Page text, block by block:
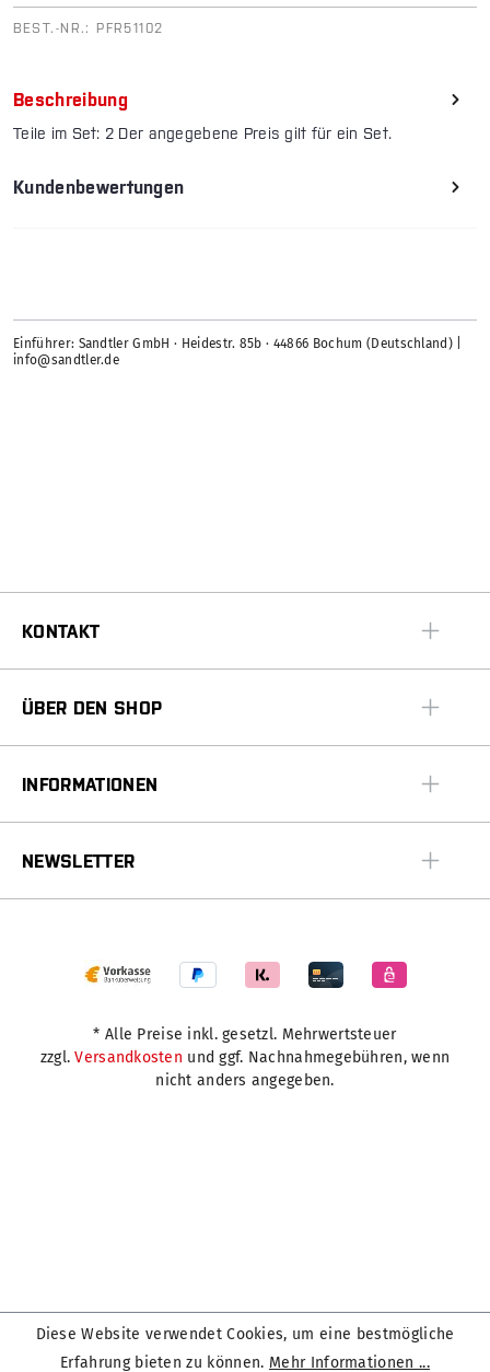
BEST.-NR.: PFR51102
Beschreibung
Teile im Set: 2 Der angegebene Preis gilt für ein Set.
Kundenbewertungen
Einführer: Sandtler GmbH · Heidestr. 85b · 44866 Bochum (Deutschland) |
info@sandtler.de
KONTAKT
ÜBER DEN SHOP
INFORMATIONEN
NEWSLETTER
* Alle Preise inkl. gesetzl. Mehrwertsteuer
zzgl.Versandkosten und ggf. Nachnahmegebühren, wenn
nicht anders angegeben.
Diese Website verwendet Cookies, um eine bestmögliche
Erfahrung bieten zu können. Mehr Informationen ...